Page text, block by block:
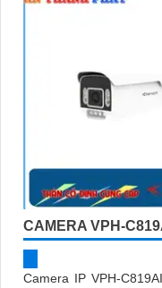
CAMERA VPH-
Camera IP VPH-